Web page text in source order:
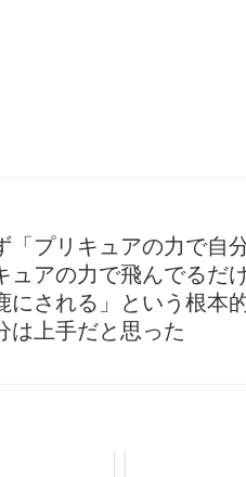
プリキュアの力で自
アの力で飛んでるだ
される」という根本
は上手だと思った